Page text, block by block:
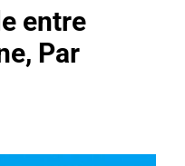
entre
Par